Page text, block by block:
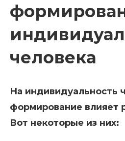
человека
На индивидуальность
формирование влияет
Вот некоторые из них: